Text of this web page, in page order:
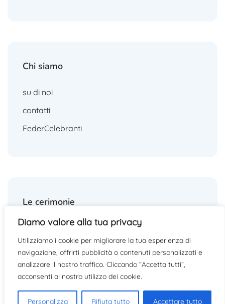
Diamo valore alla tua privacy
Utilizziamo i cookie per migliorare la tua esperienza di
navigazione, offrirti pubblicità o contenuti personalizzati e
analizzare il nostro traffico. Cliccando “Accetta tutti”,
acconsenti al nostro utilizzo dei cookie.
Personalizza Rifiuta tutto Accettare tutto
Chi siamo
su di noi
contatti
FederCelebranti
Le cerimonie
matrimoni
funerali
altre cerimonie